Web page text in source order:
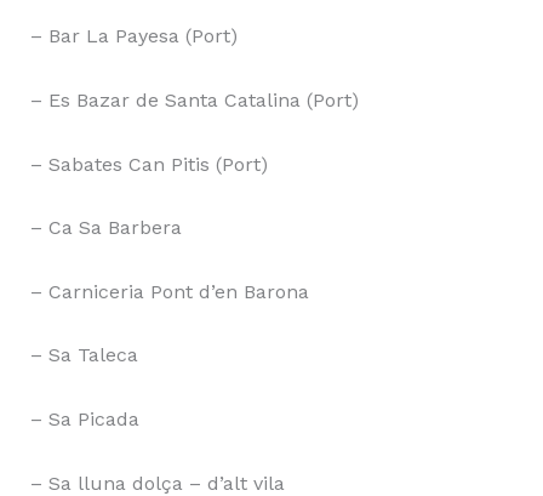
– Bar La Payesa (Port)
– Es Bazar de Santa Catalina (Port)
– Sabates Can Pitis (Port)
– Ca Sa Barbera
– Carniceria Pont d’en Barona
– Sa Taleca
– Sa Picada
– Sa lluna dolça – d’alt vila